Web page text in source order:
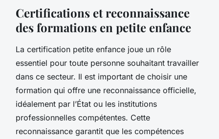
Certifications et reconnaissance
des formations en petite enfance
La certification petite enfance joue un rôle
essentiel pour toute personne souhaitant travailler
dans ce secteur. Il est important de choisir une
formation qui offre une reconnaissance officielle,
idéalement par l’État ou les institutions
professionnelles compétentes. Cette
reconnaissance garantit que les compétences